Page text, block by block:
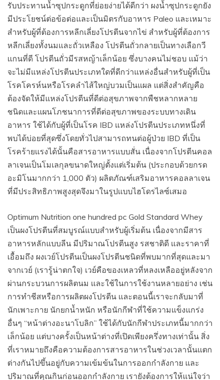
รับประทานน้ำซุปกระดูกที่ย่อยง่ายได้ดีกว่า ผงน้ำซุปกระดูกยัง
มีประโยชน์ต่อข้อต่อและเป็นมิตรกับอาหาร Paleo และเหมาะ
สำหรับผู้ที่ต้องการหลีกเลี่ยงโปรตีนจากไข่ สำหรับผู้ที่ต้องการ
หลีกเลี่ยงทั้งนมและถั่วเหลือง โปรตีนถั่วกลายเป็นทางเลือกวี
แกนที่ดี โปรตีนถั่วมีรสหญ้าเล็กน้อย ซึ่งบางคนไม่ชอบ แม้ว่า
จะไม่มีแหล่งโปรตีนประเภทใดที่ดีกว่าแหล่งอื่นสำหรับผู้ที่เป็น
โรคโครห์นหรือโรคลำไส้ใหญ่บวมเป็นแผล แต่สิ่งสำคัญคือ
ต้องจัดให้มีแหล่งโปรตีนที่ดีต่อสุขภาพจากพืชหลากหลาย
ชนิดและแผนโภชนาการที่ดีต่อสุขภาพของระบบทางเดิน
อาหาร ใช้ได้กับผู้ที่เป็นโรค IBD แหล่งโปรตีนประเภทหนึ่งที่
พบได้บ่อยที่สุดซึ่งโดยทั่วไปสามารถทนต่อผู้ป่วย IBD ที่เป็น
โรคร้ายแรงได้นั้นคือสารอาหารแบบสั่น เนื่องจากโปรตีนคอล
ลาเจนเป็นโมเลกุลขนาดใหญ่ตั้งแต่เริ่มต้น (ประกอบด้วยกรด
อะมิโนมากกว่า 1,000 ตัว) ผลิตภัณฑ์เสริมอาหารคอลลาเจน
ที่มีประสิทธิภาพสูงสุดจึงมาในรูปแบบไฮโดรไลซ์เสมอ
Optimum Nutrition one hundred pc Gold Standard Whey
เป็นผงโปรตีนที่สมบูรณ์แบบสำหรับผู้เริ่มต้น เนื่องจากมีสาร
อาหารหลักแบบลีน มีปริมาณโปรตีนสูง รสชาติดี และราคาที่
เอื้อมถึง ผงเวย์โปรตีนเป็นผงโปรตีนชนิดที่พบมากที่สุดและมา
จากเวย์ (เรารู้น่าตกใจ) เวย์คือของเหลวที่หลงเหลืออยู่หลังจาก
ผ่านกระบวนการผลิตนม และใช้ในการใช้งานหลายอย่าง เช่น
การทำชีสหรือการผลิตผงโปรตีน และตอนนี้เราจะกลับมาที่
นักเพาะกาย นักยกน้ำหนัก หรือนักกีฬาที่ใช้ความแข็งแกร่ง
อื่นๆ “หน้าต่างอะนาโบลิก” ใช้ได้กับนักกีฬาประเภทนี้มากกว่า
เล็กน้อย แต่บางครั้งเป็นหน้าต่างที่เปิดเพียงครึ่งทางเท่านั้น สิ่ง
ที่เราหมายถึงคือความต้องการสารอาหารในช่วงเวลานั้นแตก
ต่างกันไปขึ้นอยู่กับความเข้มข้นในการออกกำลังกาย และ
ปริมาณที่คุณกินก่อนออกกำลังกาย เรายังต้องการให้แน่ใจว่า